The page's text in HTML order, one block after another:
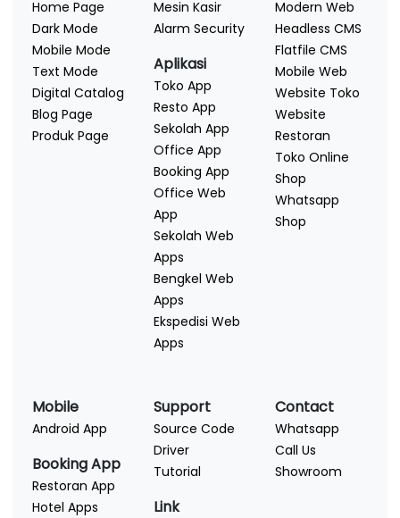
Home Page
Dark Mode
Mobile Mode
Text Mode
Digital Catalog
Blog Page
Produk Page
Mesin Kasir
Alarm Security
Aplikasi
Toko App
Resto App
Sekolah App
Office App
Booking App
Office Web
App
Sekolah Web
Apps
Bengkel Web
Apps
Ekspedisi Web
Apps
Modern Web
Headless CMS
Flatfile CMS
Mobile Web
Website Toko
Website
Restoran
Toko Online
Shop
Whatsapp
Shop
Mobile
Android App
Booking App
Restoran App
Hotel Apps
Support
Source Code
Driver
Tutorial
Link
Contact
Whatsapp
Call Us
Showroom